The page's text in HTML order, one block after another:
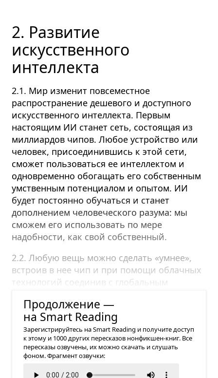
2. Развитие
искусственного
интеллекта
2.1. Мир изменит повсеместное
распространение дешевого и доступного
искусственного интеллекта. Первым
настоящим ИИ станет сеть, состоящая из
миллиардов чипов. Любое устройство или
человек, присоединившись к этой сети,
сможет пользоваться ее интеллектом и
одновременно обогащать его собственным
умственным потенциалом и опытом. ИИ
будет постоянно обучаться и станет
дополнением человеческого разума: мы
сможем его использовать по мере
надобности, как свой собственный.
2.2. Любую вещь можно сделать «умнее»,
встроив в нее чип и при помощи облачных
технологий соединив с глобальным
Продолжение —
на Smart Reading
Зарегистрируйтесь на Smart Reading и получите доступ
к этому и 1000 других пересказов нонфикшен-книг. Все
пересказы озвучены, их можно скачать и слушать
фоном. Фрагмент озвучки: